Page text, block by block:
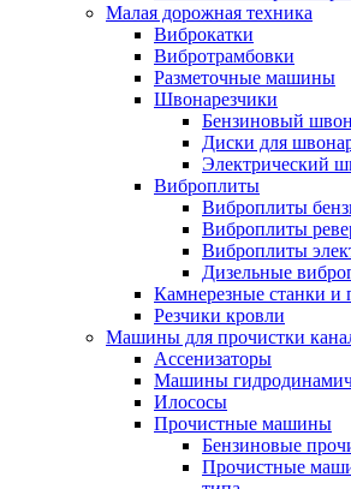
Малая дорожная техника
Виброкатки
Вибротрамбовки
Разметочные машины
Швонарезчики
Бензиновый
Диски для
Электрический
Виброплиты
Виброплиты
Виброплиты
Виброплиты
Дизельные
Камнерезные станки и
Резчики кровли
Машины для прочистки
Ассенизаторы
Машины
Илососы
Прочистные машины
Бензиновые
Прочистные